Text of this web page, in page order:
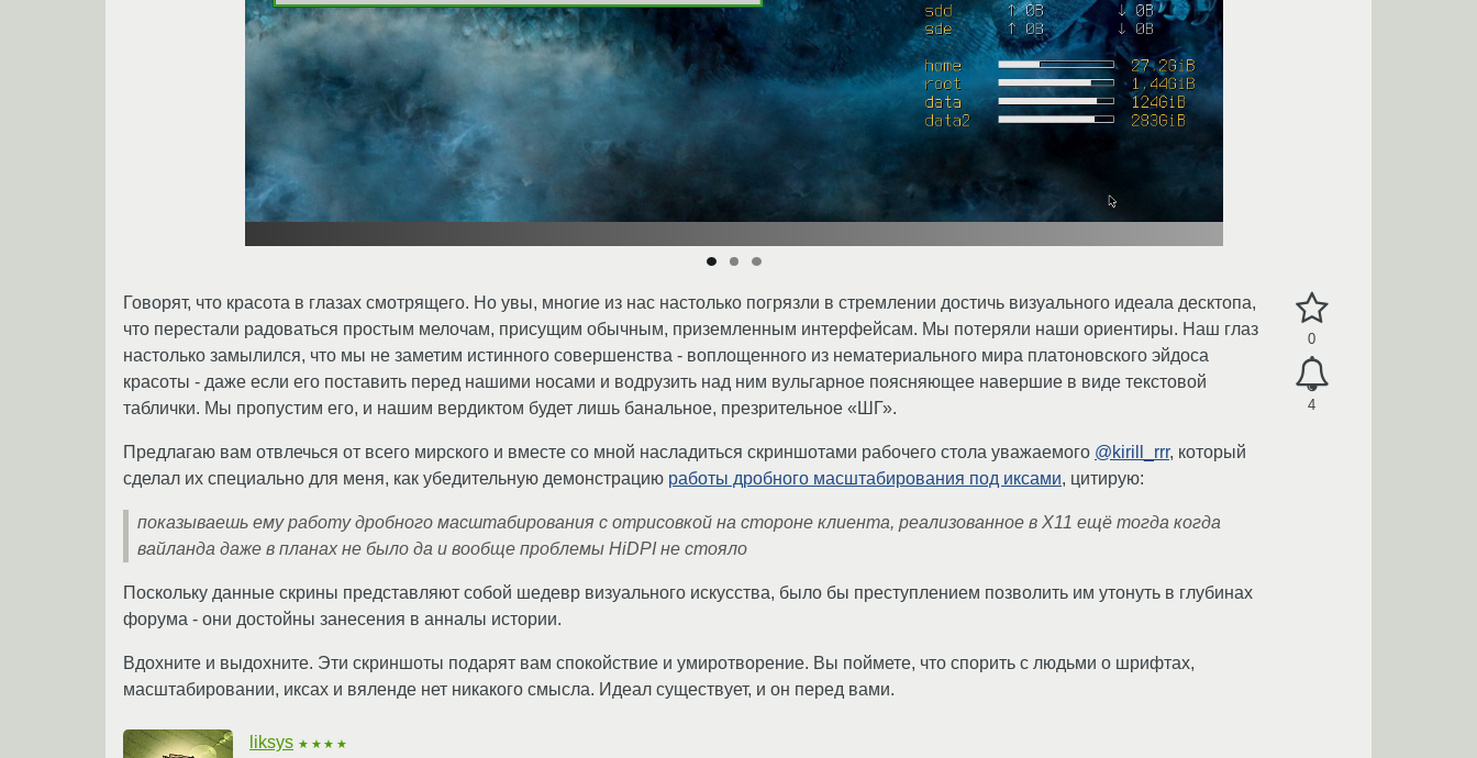
0
4
Говорят, что красота в глазах смотрящего. Но увы, многие из нас настолько погрязли в стремлении достичь визуального идеала десктопа,
что перестали радоваться простым мелочам, присущим обычным, приземленным интерфейсам. Мы потеряли наши ориентиры. Наш глаз
настолько замылился, что мы не заметим истинного совершенства - воплощенного из нематериального мира платоновского эйдоса
красоты - даже если его поставить перед нашими носами и водрузить над ним вульгарное поясняющее навершие в виде текстовой
таблички. Мы пропустим его, и нашим вердиктом будет лишь банальное, презрительное «ШГ».
Предлагаю вам отвлечься от всего мирского и вместе со мной насладиться скриншотами рабочего стола уважаемого @kirill_rrr, который
сделал их специально для меня, как убедительную демонстрацию работы дробного масштабирования под иксами, цитирую:
показываешь ему работу дробного масштабирования с отрисовкой на стороне клиента, реализованное в Х11 ещё тогда когда
вайланда даже в планах не было да и вообще проблемы HiDPI не стояло
Поскольку данные скрины представляют собой шедевр визуального искусства, было бы преступлением позволить им утонуть в глубинах
форума - они достойны занесения в анналы истории.
Вдохните и выдохните. Эти скриншоты подарят вам спокойствие и умиротворение. Вы поймете, что спорить с людьми о шрифтах,
масштабировании, иксах и вяленде нет никакого смысла. Идеал существует, и он перед вами.
liksys ★★★★